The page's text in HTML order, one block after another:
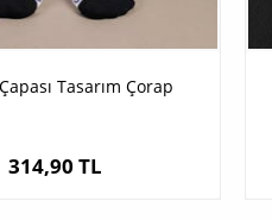
Tasarım Çorap
314,90 TL